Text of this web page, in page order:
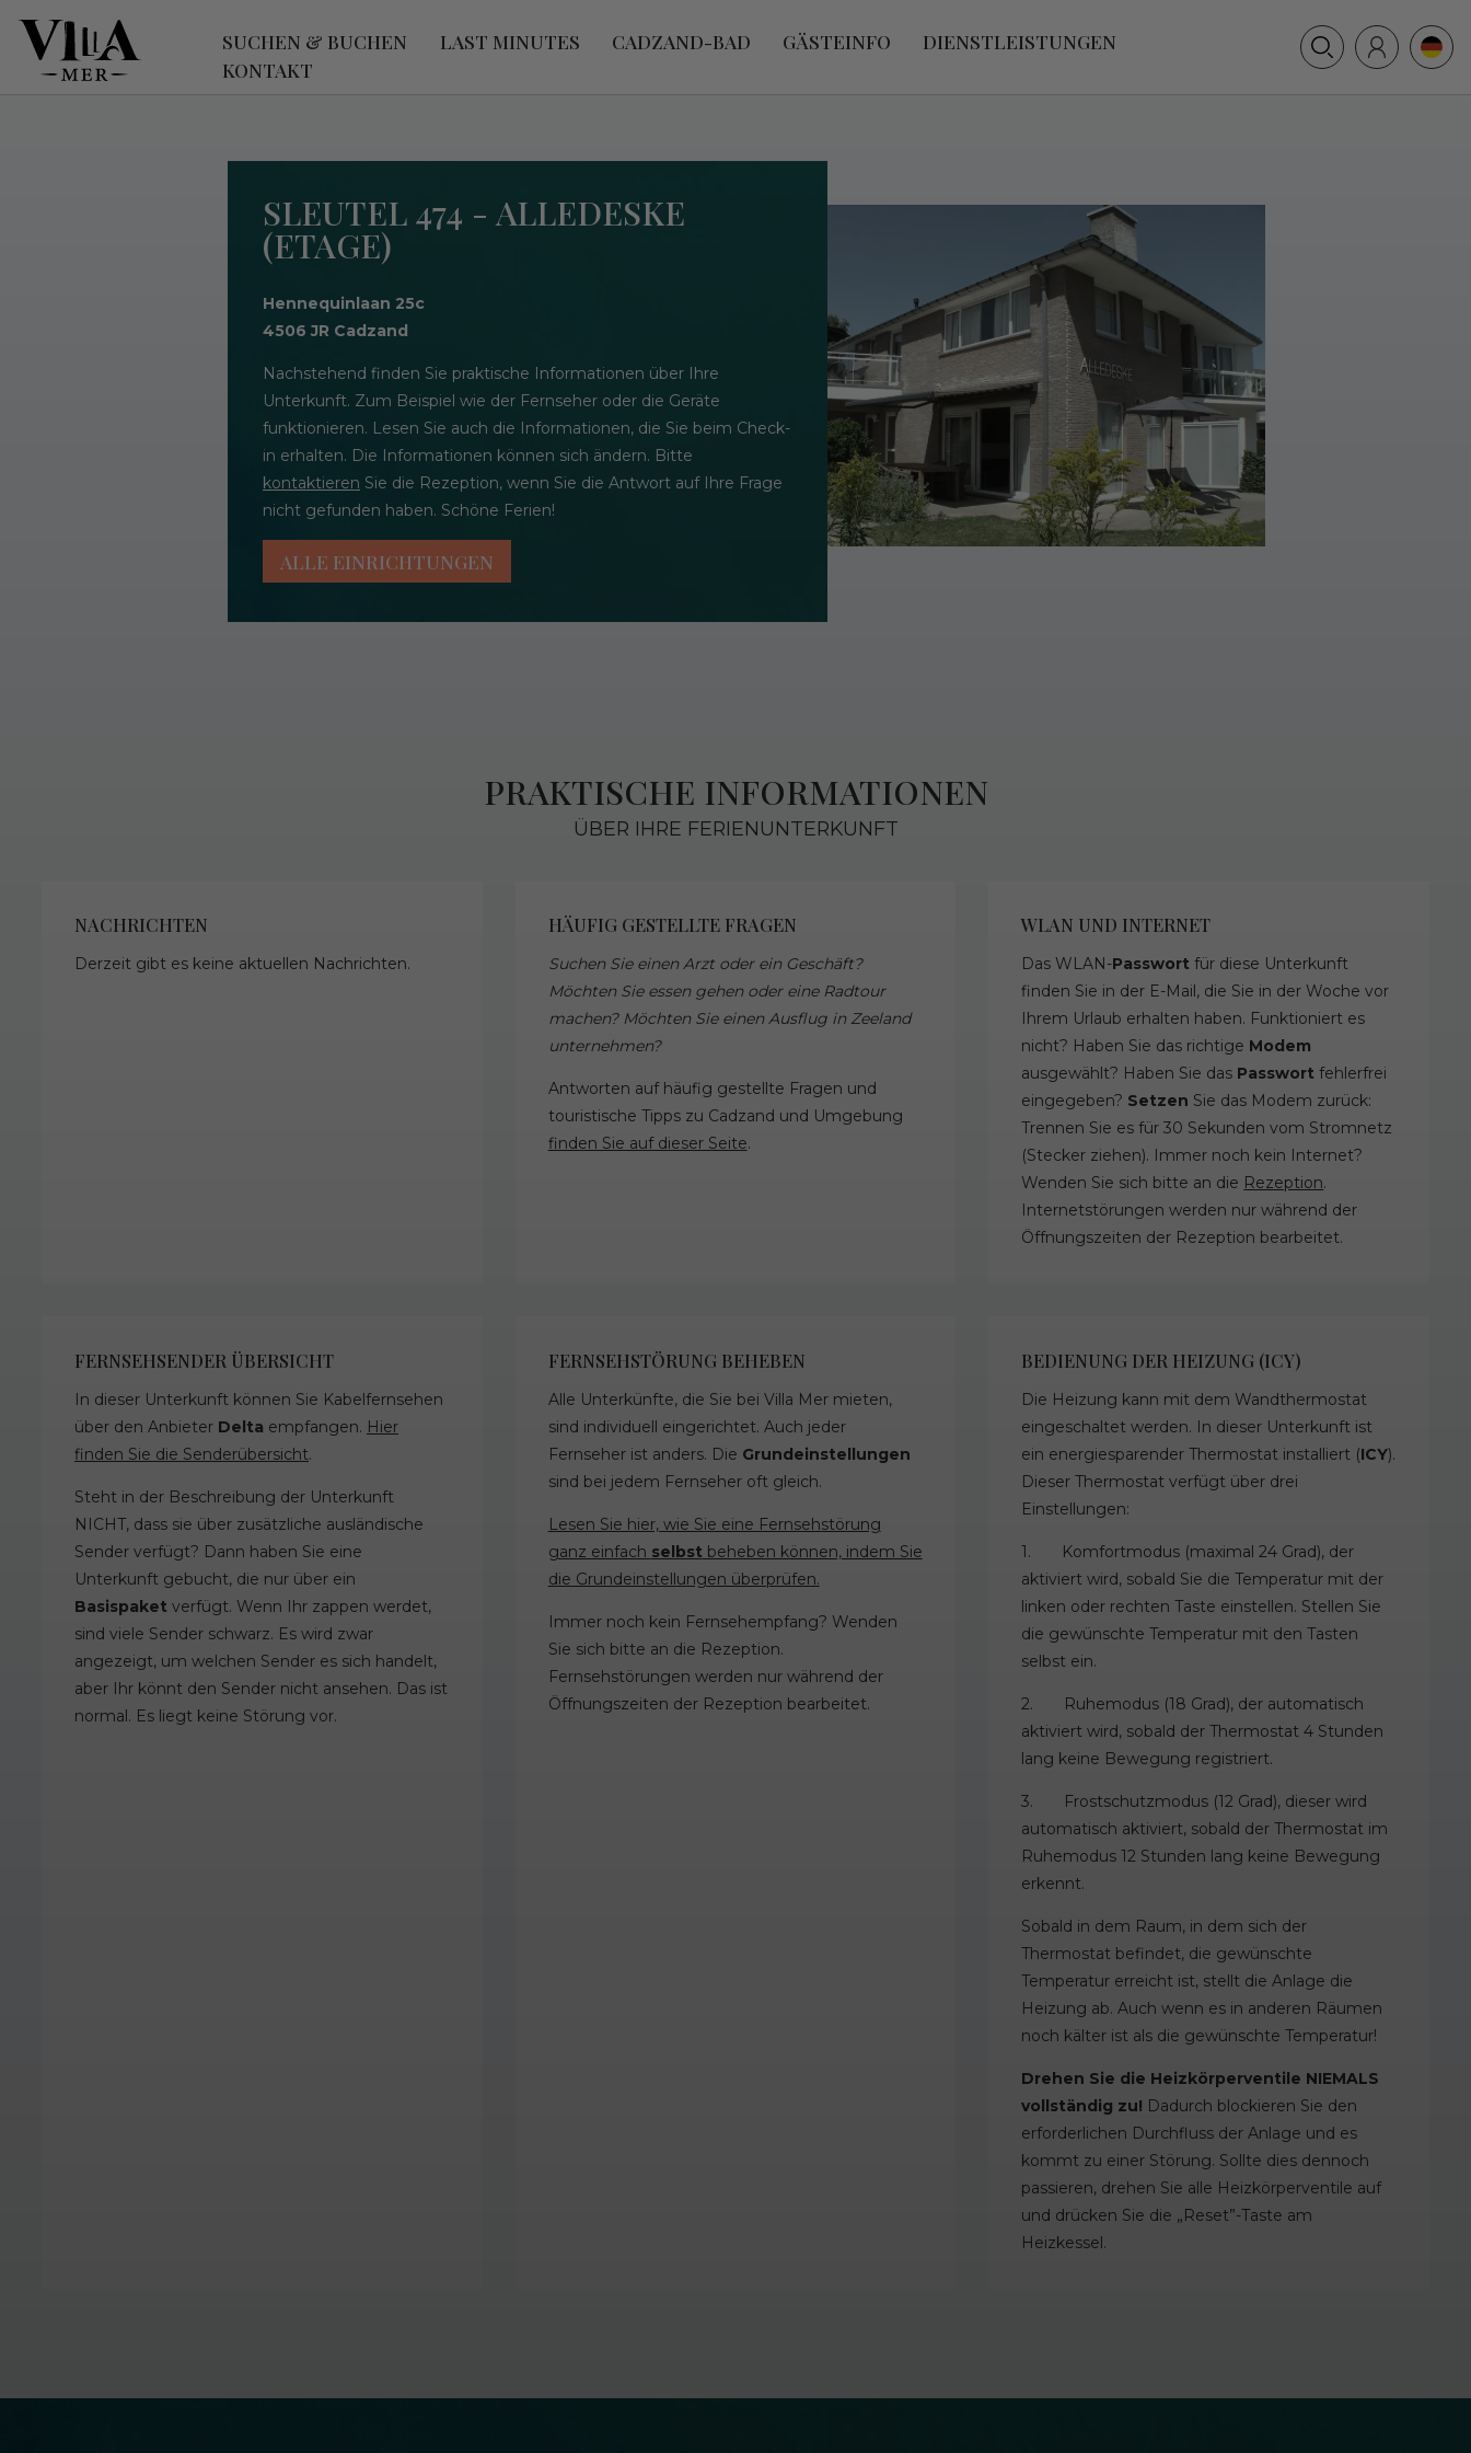
SUCHEN & BUCHEN LAST MINUTES CADZAND-BAD GÄSTEINFO
DIENSTLEISTUNGEN
KONTAKT
SLEUTEL 474 - ALLEDESKE
(ETAGE)
Hennequinlaan 25c
4506 JR Cadzand
Nachstehend finden Sie praktische Informationen über Ihre
Unterkunft. Zum Beispiel wie der Fernseher oder die Geräte
funktionieren. Lesen Sie auch die Informationen, die Sie beim Check-
in erhalten. Die Informationen können sich ändern. Bitte
kontaktieren Sie die Rezeption, wenn Sie die Antwort auf Ihre Frage
nicht gefunden haben. Schöne Ferien!
ALLE EINRICHTUNGEN
PRAKTISCHE INFORMATIONEN
ÜBER IHRE FERIENUNTERKUNFT
NACHRICHTEN
Derzeit gibt es keine aktuellen Nachrichten.
HÄUFIG GESTELLTE FRAGEN
Suchen Sie einen Arzt oder ein Geschäft?
Möchten Sie essen gehen oder eine Radtour
machen? Möchten Sie einen Ausflug in Zeeland
unternehmen?
Antworten auf häufig gestellte Fragen und
touristische Tipps zu Cadzand und Umgebung
finden Sie auf dieser Seite.
WLAN UND INTERNET
Das WLAN-Passwort für diese Unterkunft
finden Sie in der E-Mail, die Sie in der Woche vor
Ihrem Urlaub erhalten haben. Funktioniert es
nicht? Haben Sie das richtige Modem
ausgewählt? Haben Sie das Passwortfehlerfrei
eingegeben? Setzen Sie das Modem zurück:
Trennen Sie es für 30 Sekunden vom Stromnetz
(Stecker ziehen). Immer noch kein Internet?
Wenden Sie sich bitte an die Rezeption.
Internetstörungen werden nur während der
Öffnungszeiten der Rezeption bearbeitet.
FERNSEHSENDER ÜBERSICHT
In dieser Unterkunft können Sie Kabelfernsehen
über den Anbieter Delta empfangen. Hier
finden Sie die Senderübersicht.
Steht in der Beschreibung der Unterkunft
NICHT, dass sie über zusätzliche ausländische
Sender verfügt? Dann haben Sie eine
Unterkunft gebucht, die nur über ein
Basispaket verfügt. Wenn Ihr zappen werdet,
sind viele Sender schwarz. Es wird zwar
angezeigt, um welchen Sender es sich handelt,
aber Ihr könnt den Sender nicht ansehen. Das ist
normal. Es liegt keine Störung vor.
FERNSEHSTÖRUNG BEHEBEN
Alle Unterkünfte, die Sie bei Villa Mer mieten,
sind individuell eingerichtet. Auch jeder
Fernseher ist anders. Die Grundeinstellungen
sind bei jedem Fernseher oft gleich.
Lesen Sie hier, wie Sie eine Fernsehstörung
ganz einfach selbst beheben können, indem Sie
die Grundeinstellungen überprüfen.
Immer noch kein Fernsehempfang? Wenden
Sie sich bitte an die Rezeption.
Fernsehstörungen werden nur während der
Öffnungszeiten der Rezeption bearbeitet.
BEDIENUNG DER HEIZUNG (ICY)
Die Heizung kann mit dem Wandthermostat
eingeschaltet werden. In dieser Unterkunft ist
ein energiesparender Thermostat installiert (ICY).
Dieser Thermostat verfügt über drei
Einstellungen:
1. Komfortmodus (maximal 24 Grad), der
aktiviert wird, sobald Sie die Temperatur mit der
linken oder rechten Taste einstellen. Stellen Sie
die gewünschte Temperatur mit den Tasten
selbst ein.
2. Ruhemodus (18 Grad), der automatisch
aktiviert wird, sobald der Thermostat 4 Stunden
lang keine Bewegung registriert.
3. Frostschutzmodus (12 Grad), dieser wird
automatisch aktiviert, sobald der Thermostat im
Ruhemodus 12 Stunden lang keine Bewegung
erkennt.
Sobald in dem Raum, in dem sich der
Thermostat befindet, die gewünschte
Temperatur erreicht ist, stellt die Anlage die
Heizung ab. Auch wenn es in anderen Räumen
noch kälter ist als die gewünschte Temperatur!
Drehen Sie die Heizkörperventile NIEMALS
vollständig zu! Dadurch blockieren Sie den
erforderlichen Durchfluss der Anlage und es
kommt zu einer Störung. Sollte dies dennoch
passieren, drehen Sie alle Heizkörperventile auf
und drücken Sie die „Reset”-Taste am
Heizkessel.